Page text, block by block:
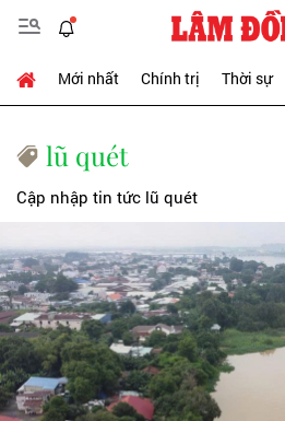
Mới nhất Chính trị Thời sự
lũ quét
Cập nhập tin tức lũ quét